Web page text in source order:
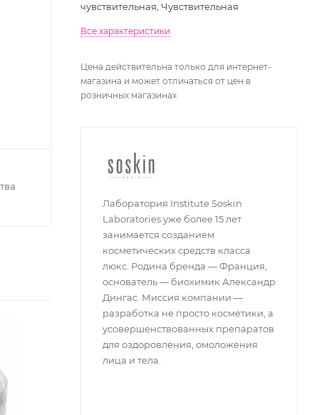
чувствительная, Чувствительная
Все характеристики
Цена действительна только для интернет-
магазина и может отличаться от цен в
розничных магазинах
Лаборатория Institute Soskin
Laboratories уже более 15 лет
занимается созданием
косметических средств класса
люкс. Родина бренда — Франция,
основатель — биохимик Александр
Дингас. Миссия компании —
разработка не просто косметики, а
усовершенствованных препаратов
для оздоровления, омоложения
лица и тела.